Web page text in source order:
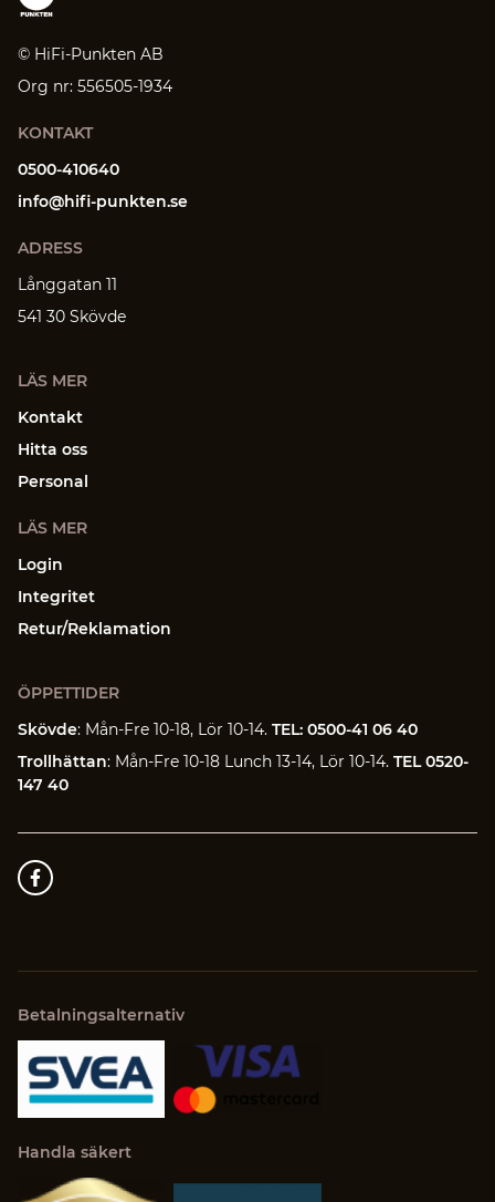
© HiFi-Punkten AB
Org nr: 556505-1934
KONTAKT
0500-410640
info@hifi-punkten.se
ADRESS
Långgatan 11
541 30 Skövde
LÄS MER
Kontakt
Hitta oss
Personal
LÄS MER
Login
Integritet
Retur/Reklamation
ÖPPETTIDER
Skövde: Mån-Fre 10-18, Lör 10-14. TEL: 0500-41 06 40
Trollhättan: Mån-Fre 10-18 Lunch 13-14, Lör 10-14. TEL 0520-
147 40
Betalningsalternativ
Handla säkert